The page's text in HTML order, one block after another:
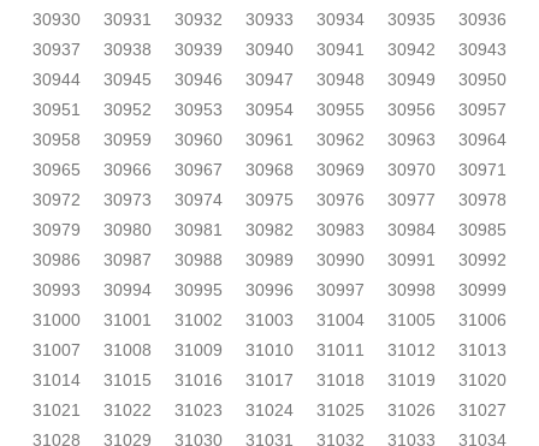
30930
30931 30932 30933 30934 30935
30936
30937
30938 30939 30940 30941 30942
30943
30944
30945 30946 30947 30948 30949
30950
30951
30952 30953 30954 30955 30956
30957
30958
30959 30960 30961 30962 30963
30964
30965
30966 30967 30968 30969 30970
30971
30972
30973 30974 30975 30976 30977
30978
30979
30980 30981 30982 30983 30984
30985
30986
30987 30988 30989 30990 30991
30992
30993
30994 30995 30996 30997 30998
30999
31000
31001 31002 31003 31004 31005
31006
31007
31008 31009 31010 31011 31012
31013
31014
31015 31016 31017 31018 31019
31020
31021
31022 31023 31024 31025 31026
31027
31028
31029 31030 31031 31032 31033
31034